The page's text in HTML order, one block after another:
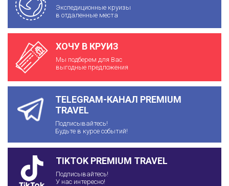
Экспедиционные круизы
в отдаленные места
ХОЧУ В КРУИЗ
Мы подберем для Вас
выгодные предложения
TELEGRAM-КАНАЛ PREMIUM
TRAVEL
Подписывайтесь!
Будьте в курсе событий!
TIKTOK PREMIUM TRAVEL
Подписывайтесь!
У нас интересно!